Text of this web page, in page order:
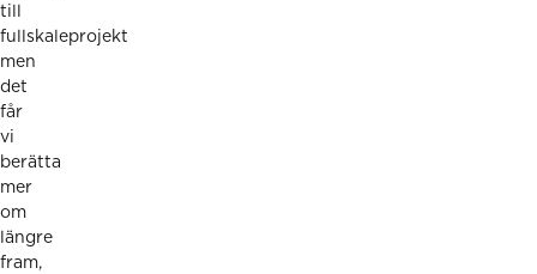
till
fullskaleprojekt
men
det
får
vi
berätta
mer
om
längre
fram,